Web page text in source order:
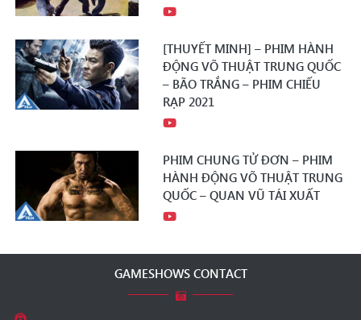
[THUYẾT MINH] – PHIM HÀNH
ĐỘNG VÕ THUẬT TRUNG QUỐC
– BÃO TRẮNG – PHIM CHIẾU
RẠP 2021
PHIM CHUNG TỬ ĐƠN – PHIM
HÀNH ĐỘNG VÕ THUẬT TRUNG
QUỐC – QUAN VŨ TÁI XUẤT
GAMESHOWS CONTACT